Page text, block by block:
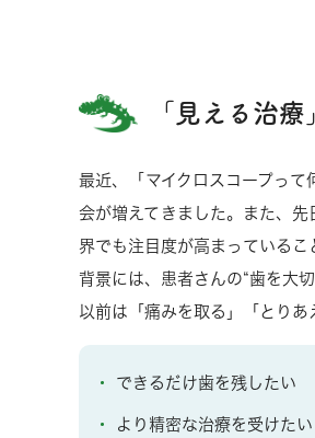
「見える治
最近、「マイクロスコープっ
会が増えてきました。また、
界でも注目度が高まっているこ
背景には、患者さんの“歯を大
以前は「痛みを取る」「とりあ
できるだけ歯を残したい
より精密な治療を受けたい